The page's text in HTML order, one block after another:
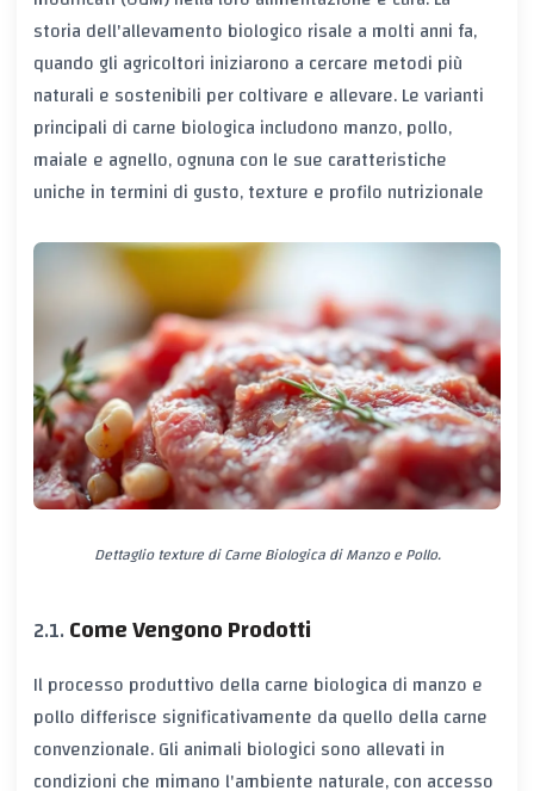
storia dell'allevamento biologico risale a molti anni fa,
quando gli agricoltori iniziarono a cercare metodi più
naturali e sostenibili per coltivare e allevare. Le varianti
principali di carne biologica includono manzo, pollo,
maiale e agnello, ognuna con le sue caratteristiche
uniche in termini di gusto, texture e profilo nutrizionale
Dettaglio texture di Carne Biologica di Manzo e Pollo.
Come Vengono Prodotti
Il processo produttivo della carne biologica di manzo e
pollo differisce significativamente da quello della carne
convenzionale. Gli animali biologici sono allevati in
condizioni che mimano l'ambiente naturale, con accesso